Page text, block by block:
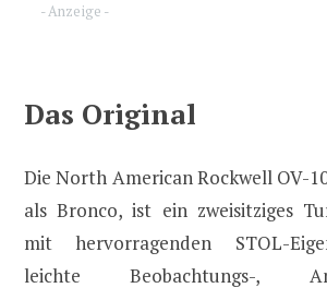
- Anzeige -
Das Original
Die North American Rockwell OV-
als Bronco, ist ein zweisitziges
mit hervorragenden STOL-
leichte Beobachtungs-,